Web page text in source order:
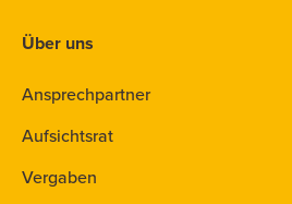
Über uns
Ansprechpartner
Aufsichtsrat
Vergaben